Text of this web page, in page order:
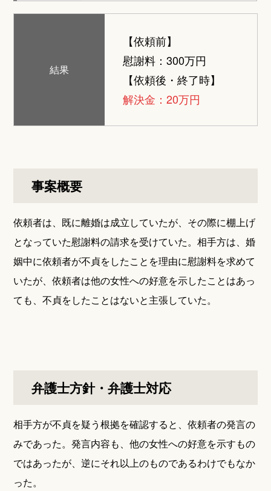
結果
【依頼前】
慰謝料：300万円
【依頼後・終了時】
解決金：20万円
事案概要
依頼者は、既に離婚は成立していたが、その際に棚上げ
となっていた慰謝料の請求を受けていた。相手方は、婚
姻中に依頼者が不貞をしたことを理由に慰謝料を求めて
いたが、依頼者は他の女性への好意を示したことはあっ
ても、不貞をしたことはないと主張していた。
弁護士方針・弁護士対応
相手方が不貞を疑う根拠を確認すると、依頼者の発言の
みであった。発言内容も、他の女性への好意を示すもの
ではあったが、逆にそれ以上のものであるわけでもなか
った。